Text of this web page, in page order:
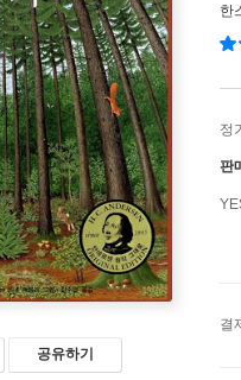
공유하기
한
정
판
결